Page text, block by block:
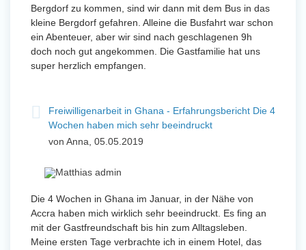
Bergdorf zu kommen, sind wir dann mit dem Bus in das
kleine Bergdorf gefahren. Alleine die Busfahrt war schon
ein Abenteuer, aber wir sind nach geschlagenen 9h
doch noch gut angekommen. Die Gastfamilie hat uns
super herzlich empfangen.
Freiwilligenarbeit in Ghana - Erfahrungsbericht Die 4
Wochen haben mich sehr beeindruckt
von Anna, 05.05.2019
Die 4 Wochen in Ghana im Januar, in der Nähe von
Accra haben mich wirklich sehr beeindruckt. Es fing an
mit der Gastfreundschaft bis hin zum Alltagsleben.
Meine ersten Tage verbrachte ich in einem Hotel, das